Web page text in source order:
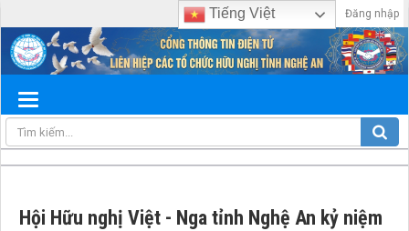
Đăng nhập
Tiếng Việt
Hội Hữu nghị Việt - Nga tỉnh Nghệ An kỷ niệm